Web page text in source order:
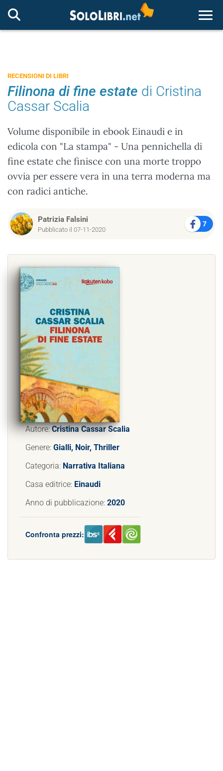
RECENSIONI DI LIBRI
Filinona di fine estate di Cristina
Cassar Scalia
Volume disponibile in ebook Einaudi e in
edicola con "La stampa" - Una pennichella di
fine estate che finisce con una morte troppo
ovvia per essere vera in una terra moderna ma
con radici antiche.
Patrizia Falsini
Pubblicato il 07-11-2020
7
Autore:Cristina Cassar Scalia
Genere: Gialli, Noir, Thriller
Categoria: Narrativa Italiana
Casa editrice: Einaudi
Anno di pubblicazione: 2020
Confronta prezzi: